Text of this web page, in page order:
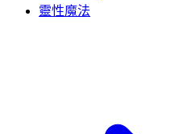
靈性魔法